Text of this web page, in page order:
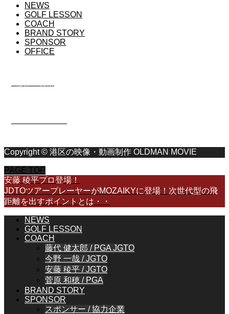
NEWS
GOLF LESSON
COACH
BRAND STORY
SPONSOR
OFFICE
Copyright © 港区の映像・動画制作 OLDMAN MOVIE
PAGE TOP
安藤 稜平プロ登場！
JDTOツアープレーヤーがMOZAIKYに登場！次世代型の飛
距離を出すポイントとは・・
NEWS
GOLF LESSON
COACH
藤代 健太郎 / PGA JGTO
今野 一哉 / JGTO
安藤 稜平 / JGTO
菅原 和穂 / PGA
BRAND STORY
SPONSOR
スポンサー / 協力企業